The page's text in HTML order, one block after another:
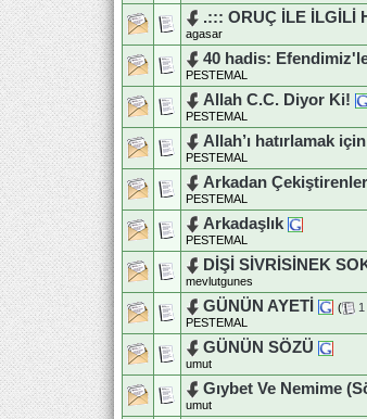
.::: ORUÇ İLE İLGİLİ
agasar
40 hadis:
PESTEMAL
Allah C.C. Diyor Ki!
PESTEMAL
Allah’ı hatırlamak
PESTEMAL
Arkadan Çekiştirenler
PESTEMAL
Arkadaşlık
PESTEMAL
DİŞİ SİVRİSİNEK
mevlutgunes
GÜNÜN AYETİ
( 1
PESTEMAL
GÜNÜN SÖZÜ
umut
Gıybet Ve Nemime
umut